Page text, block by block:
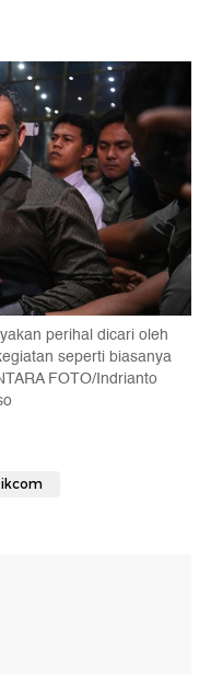
perihal dicari oleh
seperti biasanya
FOTO/Indrianto